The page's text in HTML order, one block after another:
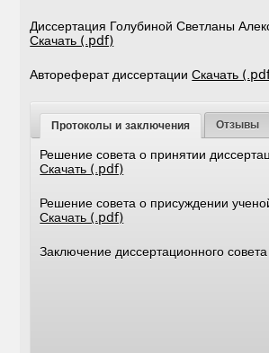
Диссертация Голубиной Светланы
Скачать (.pdf)
Автореферат диссертацииСкачать
Протоколы и заключения Отзывы
Решение совета о принятии
Скачать (.pdf)
Решение совета о присуждении
Скачать (.pdf)
Заключение диссертационного